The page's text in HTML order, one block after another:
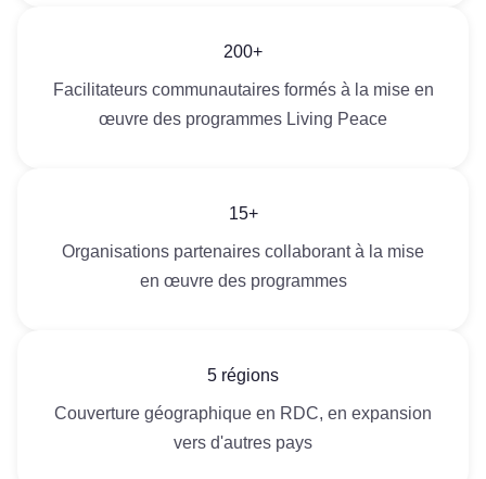
200+
Facilitateurs communautaires formés à la mise en
œuvre des programmes Living Peace
15+
Organisations partenaires collaborant à la mise
en œuvre des programmes
5 régions
Couverture géographique en RDC, en expansion
vers d'autres pays